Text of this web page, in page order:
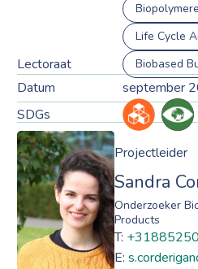
Life Cycle
Lectoraat Biobased
Datum september
SDGs
Projectleider
Sandra
Onderzoeker
Products
T:
E: